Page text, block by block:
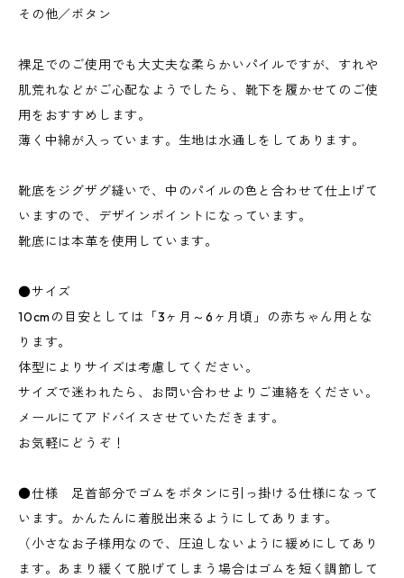
その他／ボタン
裸足でのご使用でも大丈夫な柔らかいパイルですが、すれや
肌荒れなどがご心配なようでしたら、靴下を履かせてのご使
用をおすすめします。
薄く中綿が入っています。生地は水通しをしてあります。
靴底をジグザグ縫いで、中のパイルの色と合わせて仕上げて
いますので、デザインポイントになっています。
靴底には本革を使用しています。
●サイズ
10cmの目安としては「3ヶ月～6ヶ月頃」の赤ちゃん用とな
ります。
体型によりサイズは考慮してください。
サイズで迷われたら、お問い合わせよりご連絡をください。
メールにてアドバイスさせていただきます。
お気軽にどうぞ！
●仕様 足首部分でゴムをボタンに引っ掛ける仕様になって
います。かんたんに着脱出来るようにしてあります。
（小さなお子様用なので、圧迫しないように緩めにしてあり
ます。あまり緩くて脱げてしまう場合はゴムを短く調節して